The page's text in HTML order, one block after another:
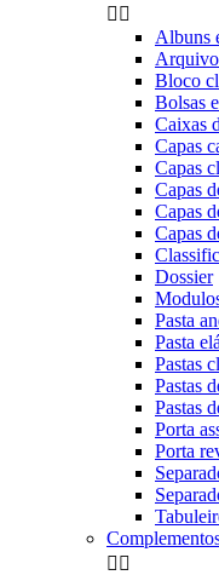
 
Albuns
Bloco
Bolsas
Caixas
Capas
Capas
Capas
Capas
Capas
Dossier
Pasta
Pasta
Pastas
Pastas
Pastas
Porta
Porta
 